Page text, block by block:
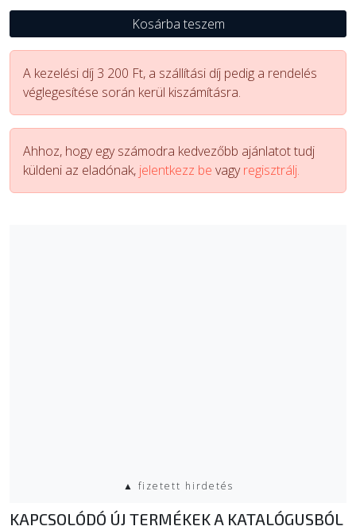
Kosárba teszem
A kezelési díj 3 200 Ft, a szállítási díj pedig a rendelés
véglegesítése során kerül kiszámításra.
Ahhoz, hogy egy számodra kedvezőbb ajánlatot tudj
küldeni az eladónak, jelentkezz be vagyregisztrálj.
▲ fizetett hirdetés
KAPCSOLÓDÓ ÚJ TERMÉKEK A KATALÓGUSBÓL